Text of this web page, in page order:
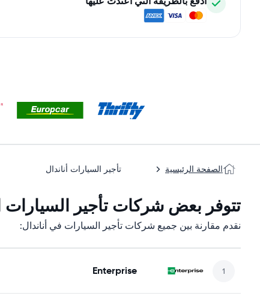
الصفحة الرئيسية تأجير السيارات أناندال
تتوفر بعض شركات تأجير السيارات
نقدم مقارنة بين جميع شركات تأجير السيارات في أناندال:
Enterprise